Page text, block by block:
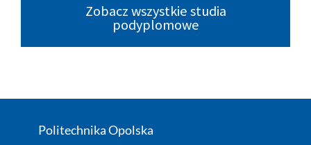
Zobacz wszystkie studia
podyplomowe
Politechnika Opolska